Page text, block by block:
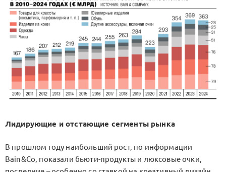
Лидирующие и отстающие сегменты рынка
В прошлом году наибольший рост, по информации
Bain&Co, показали бьюти-продукты и люксовые очки,